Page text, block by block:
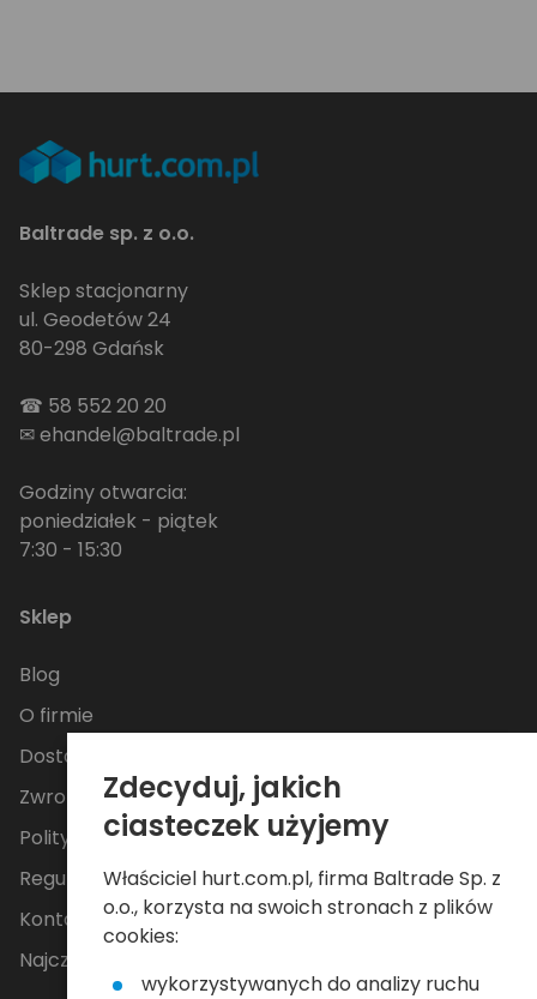
Baltrade sp. z o.o.
Sklep stacjonarny
ul. Geodetów 24
80-298 Gdańsk
☎ 58 552 20 20
✉ehandel@baltrade.pl
Godziny otwarcia:
poniedziałek - piątek
7:30 - 15:30
Sklep
Blog
O firmie
Dostawa
Zwroty i reklamacje
Polityka Prywatności
Regulamin
Kontakt
Najczęściej zadawane pytania
Zdecyduj, jakich
ciasteczek użyjemy
Właściciel hurt.com.pl, firma Baltrade Sp. z
o.o., korzysta na swoich stronach z plików
cookies:
wykorzystywanych do analizy ruchu